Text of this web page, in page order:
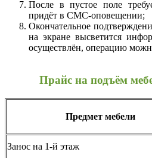
После в пустое поле
придёт в СМС-оповещении;
Окончательное
на экране высветится
осуществлён, операцию
Прайс на подъём
Предмет мебели
Занос на 1-й этаж